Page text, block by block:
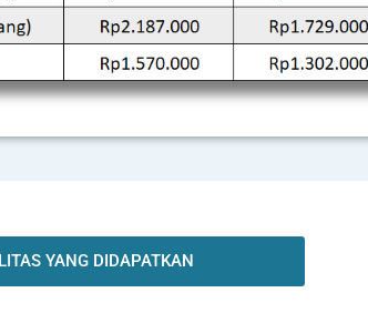
YANG DIDAPATKAN